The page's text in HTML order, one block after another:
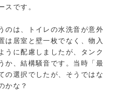
スです。
のは、トイレの水洗音が意外
は居室と壁一枚でなく、物入
うに配慮しましたが、タンク
か、結構騒音です。当時「最
の選択でしたが、そうではな
かな？